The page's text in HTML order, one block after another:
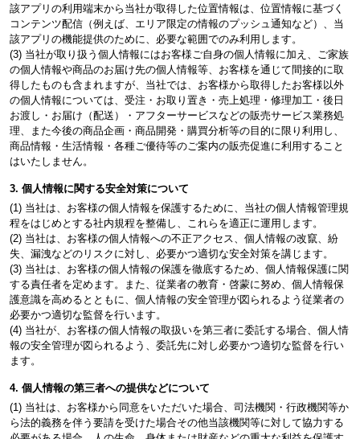
該アプリの利用端末から当社が取得した位置情報は、位置情報に基づく
コンテンツ配信（例えば、エリア限定の情報のプッシュ通知など）、当
該アプリの機能提供のために、必要な範囲でのみ利用します。
(3) 当社が取り扱う個人情報にはお客様ご自身の個人情報に加え、ご家族
の個人情報や商品のお届け先の個人情報等、お客様を通じて間接的に取
得したものも含まれますが、当社では、お客様から取得したお客様以外
の個人情報については、受注・お取り置き・売上処理・修理加工・後日
お渡し・お届け（配送）・アフターサービスなどの販売サービス業務処
理、また今後の商品企画・商品開発・購買分析等の目的に限り利用し、
商品情報・生活情報・各種ご優待等のご案内の販売促進に利用すること
はいたしません。
3. 個人情報に関する安全対策について
(1) 当社は、お客様の個人情報を保護するために、当社の個人情報管理規
程をはじめとする社内規程を整備し、これらを適正に運用します。
(2) 当社は、お客様の個人情報への不正アクセス、個人情報の改竄、紛
失、漏洩などのリスクに対し、必要かつ適切な安全対策を講じます。
(3) 当社は、お客様の個人情報の保護を徹底するため、個人情報保護に関
する責任者を定めます。また、従業者の教育・啓蒙に努め、個人情報保
護意識を高めるとともに、個人情報の安全管理が図られるよう従業者の
必要かつ適切な監督を行います。
(4) 当社が、お客様の個人情報の取扱いを第三者に委託する場合、個人情
報の安全管理が図られるよう、委託先に対し必要かつ適切な監督を行い
ます。
4. 個人情報の第三者への提供などについて
(1) 当社は、お客様から同意をいただいた場合、司法機関・行政機関等か
ら法的義務を伴う要請を受けた場合その他当該機関等に対して協力する